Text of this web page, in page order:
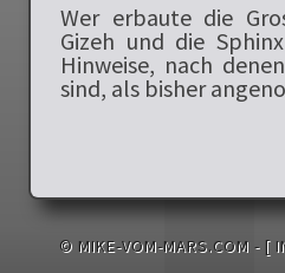
Wer erbaute die
Gizeh und die
Hinweise, nach
sind, als bisher
© MIKE-VOM-MARS.COM - [